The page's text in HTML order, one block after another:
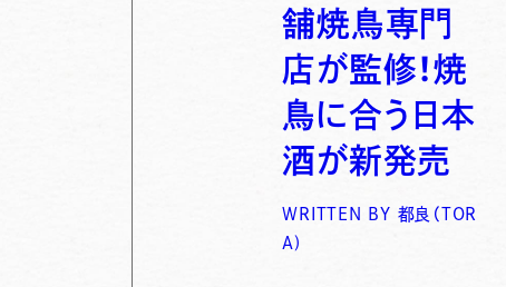
舗焼鳥専門
店が監修！焼
鳥に合う日本
酒が新発売
WRITTEN BY 都良（TOR
A)